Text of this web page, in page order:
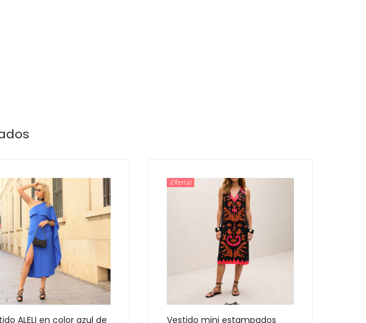
ALELI en color azul de
¡Oferta!
Vestido mini estampados